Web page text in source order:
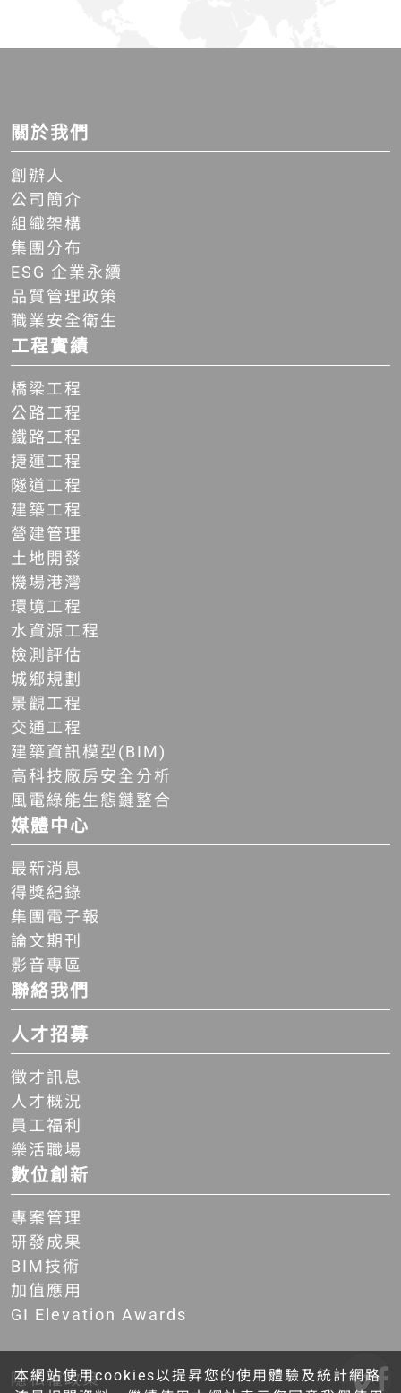
關於我們
創辦人
公司簡介
組織架構
集團分布
ESG 企業永續
品質管理政策
職業安全衛生
工程實績
橋梁工程
公路工程
鐵路工程
捷運工程
隧道工程
建築工程
營建管理
土地開發
機場港灣
環境工程
水資源工程
檢測評估
城鄉規劃
景觀工程
交通工程
建築資訊模型(BIM)
高科技廠房安全分析
風電綠能生態鏈整合
媒體中心
最新消息
得獎紀錄
集團電子報
論文期刊
影音專區
聯絡我們
人才招募
徵才訊息
人才概況
員工福利
樂活職場
數位創新
專案管理
研發成果
BIM技術
加值應用
GI Elevation Awards
隱私權政策
本網站使用cookies以提昇您的使用體驗及統計網路